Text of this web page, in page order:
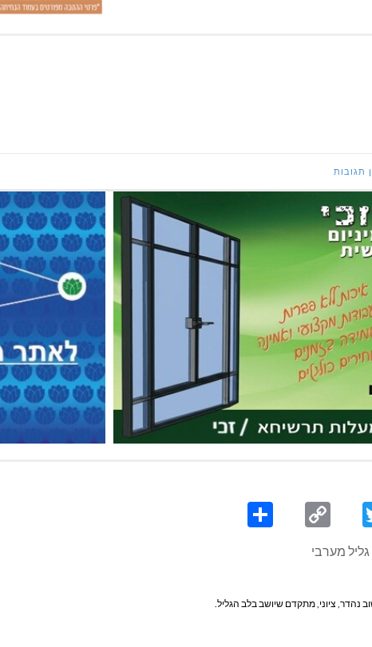
תגובות
Twitter
Copy
מערבי
נהדר, ציוני, מתקדם שיושב בלב הגליל.